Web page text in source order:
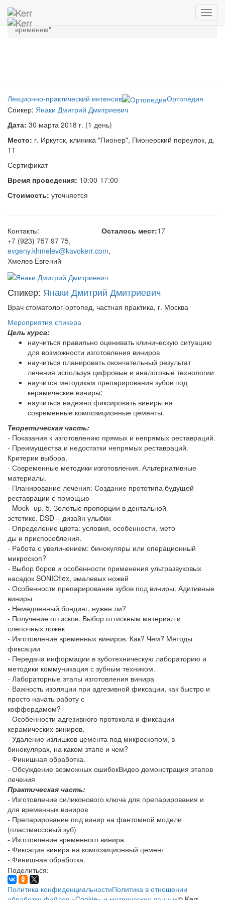
Главная
Мастер-класс "Виниры: концепции, проверенные
временем"
Лекционно-практический интенсив
Ортопедия
Спикер: Янаки Дмитрий Дмитриевич
Дата: 30 марта 2018 г. (1 день)
Место: г. Иркутск, клиника "Пионер", Пионерский переулок, д.
11
Сертификат
Время проведения: 10:00-17:00
Стоимость: уточняется
Контакты:
+7 (923) 757 97 75,
evgeny.khmelev@kavokerr.com,
Хмелев Евгений
Осталось мест:17
Спикер: Янаки Дмитрий Дмитриевич
Врач стоматолог-ортопед, частная практика, г. Москва
Мероприятия спикера
Цель курса:
научиться правильно оценивать клиническую ситуацию
для возможности изготовления виниров
научиться планировать окончательный результат
лечения используя цифровые и аналоговые технологии
научится методикам препарирования зубов под
керамические виниры;
научиться надежно фиксировать виниры на
современные композиционные цементы.
Теоретическая часть:
- Показания к изготовлению прямых и непрямых реставраций.
- Преимущества и недостатки непрямых реставраций.
Критерии выбора.
- Современные методики изготовления. Альтернативные
материалы.
- Планирование лечения: Создание прототипа будущей
реставрации с помощью
- Mock -up. 5. Золотые пропорции в дентальной
эстетике. DSD – дизайн улыбки
- Определение цвета: условия, особенности, мето
ды и приспособления.
- Работа с увеличением: бинокуляры или операционный
микроскоп?
- Выбор боров и особенности применения ультразвуковых
насадок SONICflex, эмалевых ножей
- Особенности препарирование зубов под виниры. Адитивные
виниры
- Немедленный бондинг, нужен ли?
- Получение оттисков. Выбор оттискным материал и
слепочных ложек
- Изготовление временных виниров. Как? Чем? Методы
фиксации
- Передача информации в зуботехническую лабораторию и
методики коммуникация с зубным техником.
- Лабораторные этапы изготовления винира
- Важность изоляции при адгезивной фиксации, как быстро и
просто начать работу с
коффердамом?
- Особенности адгезивного протокола и фиксации
керамических виниров.
- Удаление излишков цемента под микроскопом, в
бинокулярах, на каком этапе и чем?
- Финишная обработка.
- Обсуждение возможных ошибокВидео демонстрация этапов
лечения
Практическая часть:
- Изготовление силиконового ключа для препарирования и
для временных виниров
- Препарирование под винир на фантомной модели
(пластмассовый зуб)
- Изготовление временного винира
- Фиксация винира на композиционный цемент
- Финишная обработка.
Поделиться:
Политика конфиденциальностиПолитика в отношении